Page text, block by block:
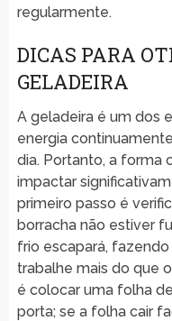
regularmente.
DICAS PARA
GELADEIRA
A geladeira é um dos
energia
dia. Portanto, a forma
impactar
primeiro passo é
borracha não estiver
frio escapará,
trabalhe mais do que
é colocar uma folha
porta; se a folha cair